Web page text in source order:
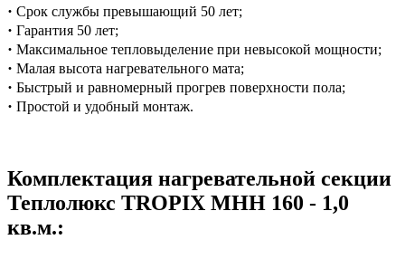
· Срок службы превышающий 50 лет;
· Гарантия 50 лет;
· Максимальное тепловыделение при невысокой мощности;
· Малая высота нагревательного мата;
· Быстрый и равномерный прогрев поверхности пола;
· Простой и удобный монтаж.
Комплектация нагревательной секции
Теплолюкс TROPIX МНН 160 - 1,0
кв.м.: